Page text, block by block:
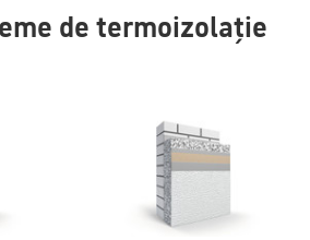
de termoizolație